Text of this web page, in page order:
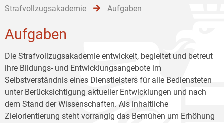
Strafvollzugsakademie Aufgaben
Aufgaben
Die Strafvollzugsakademie entwickelt, begleitet und betreut
ihre Bildungs- und Entwicklungsangebote im
Selbstverständnis eines Dienstleisters für alle Bediensteten
unter Berücksichtigung aktueller Entwicklungen und nach
dem Stand der Wissenschaften. Als inhaltliche
Zielorientierung steht vorrangig das Bemühen um Erhöhung